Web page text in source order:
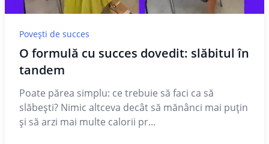
Povești de succes
O formulă cu succes dovedit: slăbitul în
tandem
Poate părea simplu: ce trebuie să faci ca să
slăbești? Nimic altceva decât să mănânci mai puțin
și să arzi mai multe calorii pr...